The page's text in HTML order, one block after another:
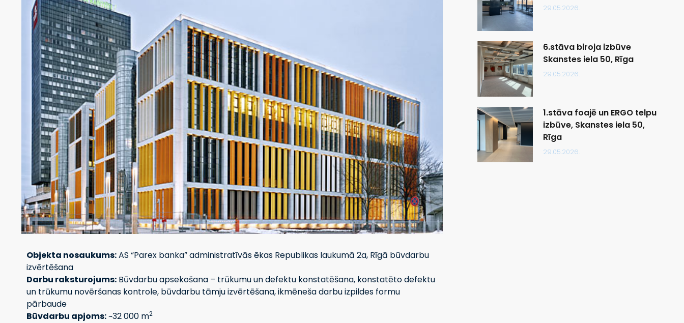
Objekta nosaukums:AS “Parex banka” administratīvās ēkas Republikas laukumā 2a, Rīgā būvdarbu
izvērtēšana
Darbu raksturojums: Būvdarbu apsekošana – trūkumu un defektu konstatēšana, konstatēto defektu
un trūkumu novēršanas kontrole, būvdarbu tāmju izvērtēšana, ikmēneša darbu izpildes formu
pārbaude
Būvdarbu apjoms:~32 000 m2
29.05.2026.
6.stāva biroja izbūve
Skanstes iela 50, Rīga
29.05.2026.
1.stāva foajē un ERGO telpu
izbūve, Skanstes iela 50,
Rīga
29.05.2026.